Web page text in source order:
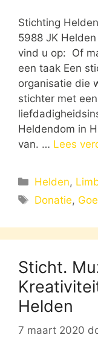
Stichting
5988 JK
vind u op: Of
een taak Een
organisatie die
stichter met
Heldendom in
van. … Lees
Categorieën
Helden,
Tags
Donatie,
Sticht.
Helden
7 maart 2020